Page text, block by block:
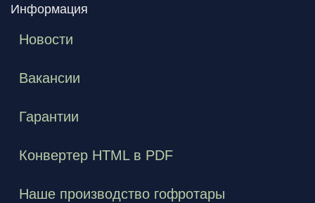
Информация
Новости
Вакансии
Гарантии
Конвертер HTML в PDF
Наше производство гофротары